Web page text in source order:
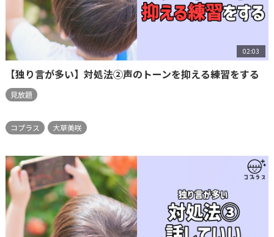
02:03
【独り言が多い】対処法②声のトーンを抑える練習をする
見放題
コプラス 大草美咲